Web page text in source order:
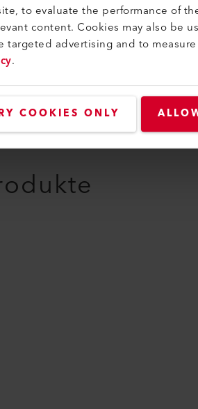
to evaluate the performance of
content. Cookies may also be
advertising and to
.
COOKIES ONLY